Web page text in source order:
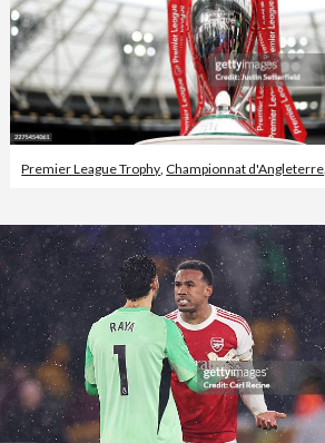
Premier League Trophy Championnat d'Angleterre